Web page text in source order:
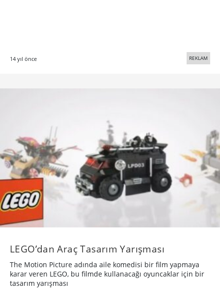
14 yıl önce REKLAM
LEGO’dan Araç Tasarım Yarışması
The Motion Picture adında aile komedisi bir film yapmaya
karar veren LEGO, bu filmde kullanacağı oyuncaklar için bir
tasarım yarışması